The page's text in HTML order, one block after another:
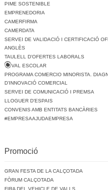
PIME SOSTENIBLE
EMPRENEDORIA
CAMERFIRMA
CAMERDATA
SERVEI DE VALIDACIÓ I CERTIFICACIÓ
ANGLÈS
TAULELL D’OFERTES LABORALS
VAL ESCOLAR
PROGRAMA COMERCIO MINORISTA.
D’INNOVACIÓ COMERCIAL
SERVEI DE COMUNICACIÓ I PREMSA
LLOGUER D’ESPAIS
CONVENIS AMB ENTITATS BANCÀRIES
#EMPRESAAJUDAEMPRESA
Promoció
GRAN FESTA DE LA CALÇOTADA
FÒRUM CALÇOTADA
FIRA DEL VEHICLE DE VALLS